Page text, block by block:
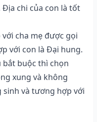
Địa chi của con là tốt
cha mẹ được gọi
với con là Đại hung.
bắt buộc thì chọn
xung và không
và tương hợp với